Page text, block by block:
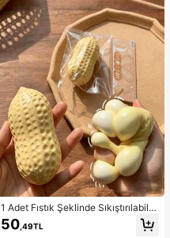
1 Adet Fıstık Şeklinde Sıkıştırılabilir
Stres Oyuncağı, Ofis Rahatlaması v
e Parti Etkileşimi İçin Uygun, Doğu
50 ,49TL